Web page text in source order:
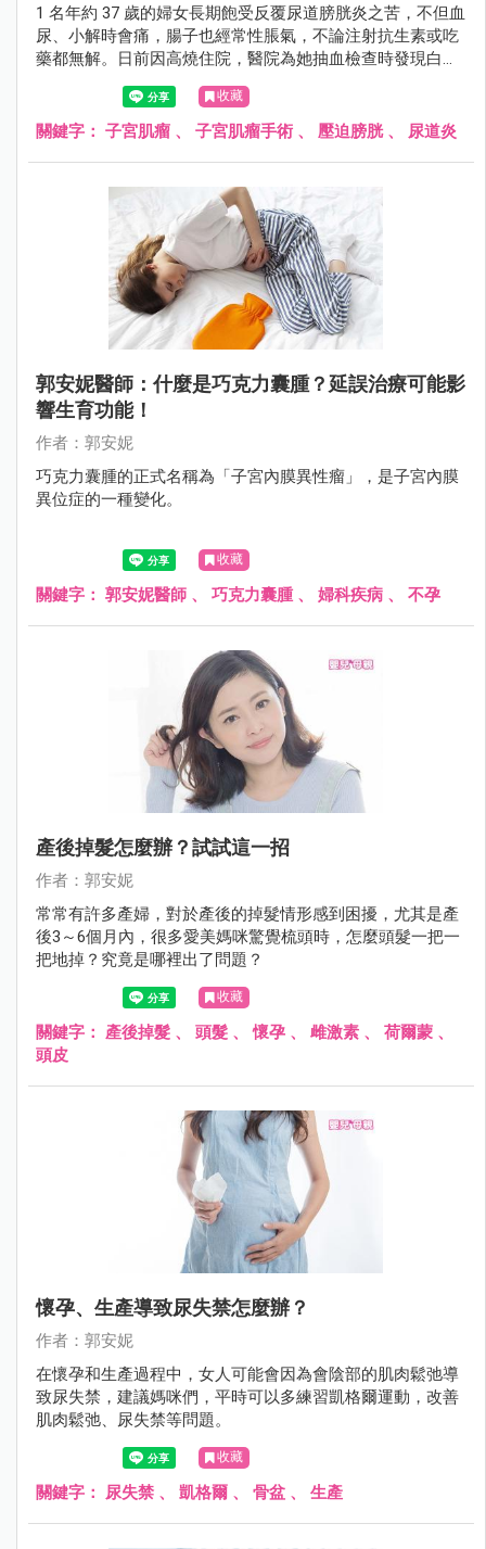
1 名年約 37 歲的婦女長期飽受反覆尿道膀胱炎之苦，不但血
尿、小解時會痛，腸子也經常性脹氣，不論注射抗生素或吃
藥都無解。日前因高燒住院，醫院為她抽血檢查時發現白血
球數超標，血液裡滿佈細菌，同時檢查出她子宮裡長有 7、8
顆大小不一的肌瘤，其中 1 顆大約 8 公分大，向外壓迫到膀
胱和尿道，造成頻尿、排尿困難；另 1 顆壓迫到腸子，造成
收藏
關鍵字： 子宮肌瘤 、 子宮肌瘤手術 、 壓迫膀胱、 尿道炎
郭安妮醫師：什麼是巧克力囊腫？延誤治療可能影
響生育功能！
作者：郭安妮
巧克力囊腫的正式名稱為「子宮內膜異性瘤」，是子宮內膜
異位症的一種變化。
收藏
關鍵字： 郭安妮醫師 、 巧克力囊腫、 婦科疾病 、 不孕
產後掉髮怎麼辦？試試這一招
作者：郭安妮
常常有許多產婦，對於產後的掉髮情形感到困擾，尤其是產
後3～6個月內，很多愛美媽咪驚覺梳頭時，怎麼頭髮一把一
把地掉？究竟是哪裡出了問題？
收藏
關鍵字： 產後掉髮 、 頭髮 、懷孕 、 雌激素 、 荷爾蒙 、
頭皮
懷孕、生產導致尿失禁怎麼辦？
作者：郭安妮
在懷孕和生產過程中，女人可能會因為會陰部的肌肉鬆弛導
致尿失禁，建議媽咪們，平時可以多練習凱格爾運動，改善
肌肉鬆弛、尿失禁等問題。
收藏
關鍵字： 尿失禁 、 凱格爾 、 骨盆 、 生產